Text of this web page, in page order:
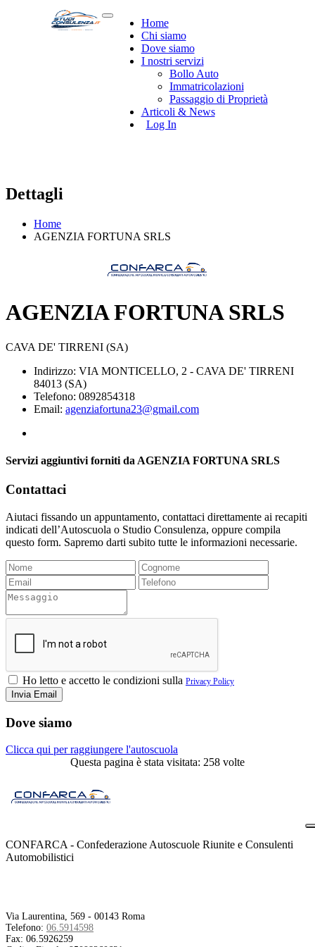
Home
Chi siamo
Dove siamo
I nostri servizi
Bollo Auto
Immatricolazioni
Passaggio di Proprietà
Articoli & News
Log In
Dettagli
Home
AGENZIA FORTUNA SRLS
AGENZIA FORTUNA SRLS
CAVA DE' TIRRENI (SA)
Indirizzo: VIA MONTICELLO, 2 - CAVA DE' TIRRENI
84013 (SA)
Telefono: 0892854318
Email: agenziafortuna23@gmail.com
Servizi aggiuntivi forniti da AGENZIA FORTUNA SRLS
Contattaci
Aiutaci fissando un appuntamento, contattaci direttamente ai recapiti
indicati dell’Autoscuola o Studio Consulenza, oppure compila
questo form. Sapremo darti subito tutte le informazioni necessarie.
Ho letto e accetto le condizioni sulla Privacy Policy
Dove siamo
Clicca qui per raggiungere l'autoscuola
Questa pagina è stata visitata: 258 volte
CONFARCA - Confederazione Autoscuole Riunite e Consulenti
Automobilistici
Via Laurentina, 569 - 00143 Roma
Telefono: 06.5914598
Fax: 06.5926259